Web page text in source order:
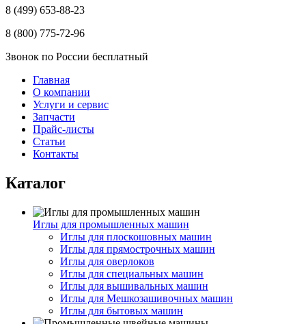
8 (499) 653-88-23
8 (800) 775-72-96
Звонок по России бесплатный
Главная
О компании
Услуги и сервис
Запчасти
Прайс-листы
Статьи
Контакты
Каталог
Иглы для промышленных машин
Иглы для плоскошовных машин
Иглы для прямострочных машин
Иглы для оверлоков
Иглы для специальных машин
Иглы для вышивальных машин
Иглы для Мешкозашивочных машин
Иглы для бытовых машин